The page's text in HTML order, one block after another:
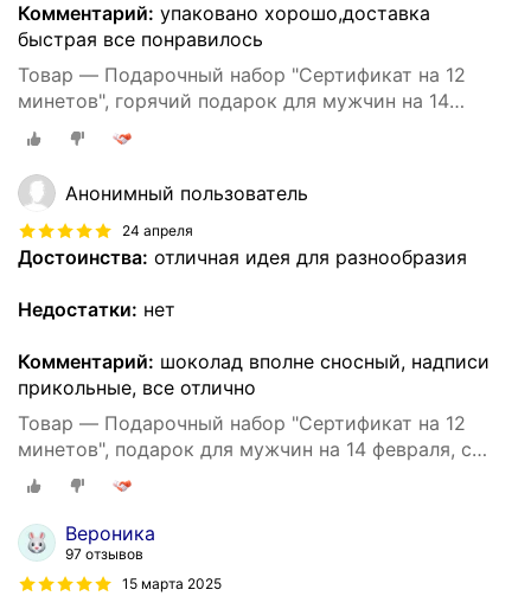
Комментарий: упаковано хорошо,доставка
быстрая все понравилось
Товар — Подарочный набор "Сертификат на 12
минетов", горячий подарок для мужчин на 14
февраля, с шоколадом и надписями, на 23 февраля
Анонимный пользователь
24 апреля
Достоинства: отличная идея для разнообразия
Недостатки: нет
Комментарий: шоколад вполне сносный, надписи
прикольные, все отлично
Товар — Подарочный набор "Сертификат на 12
минетов", подарок для мужчин на 14 февраля, с
шоколадом и надписями, на 23 февраля
Вероника
97 отзывов
15 марта 2025